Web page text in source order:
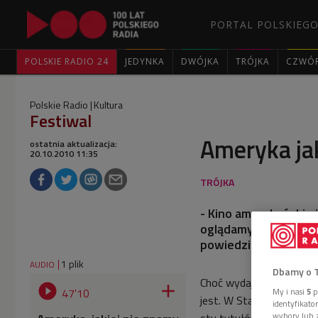
PORTAL
POLSKIE RADIO 24 JEDYNKA DWÓJKA TRÓJKA
Polskie Radio Kultura
Festiwal
Ameryka
ostatnia aktualizacja:
20.10.2010 11:35
- Kino
oglądamy tylko jego
powiedział tuż
AUDIO 1 plik
 47'10 
Choć wydaje się, że
jest. W Stanach kręci
Dbamy o
My i nasi 5
wybory lub